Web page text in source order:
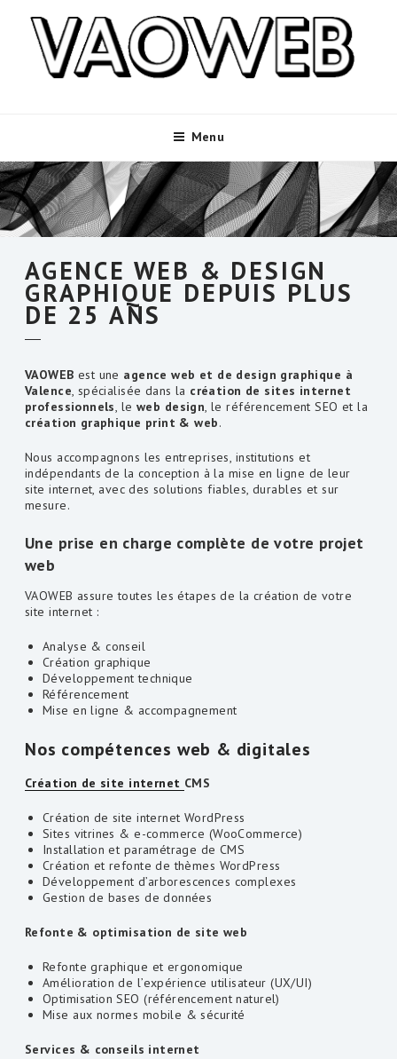
contenu
principal
Menu
AGENCE WEB & DESIGN
GRAPHIQUE DEPUIS PLUS
DE 25 ANS
VAOWEB est une agence web et de design graphique à
Valence, spécialisée dans la création de sites internet
professionnels, le web design, le référencement SEO et la
création graphique print & web.
Nous accompagnons les entreprises, institutions et
indépendants de la conception à la mise en ligne de leur
site internet, avec des solutions fiables, durables et sur
mesure.
Une prise en charge complète de votre projet
web
VAOWEB assure toutes les étapes de la création de votre
site internet :
Analyse & conseil
Création graphique
Développement technique
Référencement
Mise en ligne & accompagnement
Nos compétences web & digitales
Création de site internet CMS
Création de site internet WordPress
Sites vitrines & e-commerce (WooCommerce)
Installation et paramétrage de CMS
Création et refonte de thèmes WordPress
Développement d’arborescences complexes
Gestion de bases de données
Refonte & optimisation de site web
Refonte graphique et ergonomique
Amélioration de l’expérience utilisateur (UX/UI)
Optimisation SEO (référencement naturel)
Mise aux normes mobile & sécurité
Services & conseils internet